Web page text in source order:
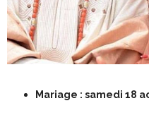
Mariage : samedi 18